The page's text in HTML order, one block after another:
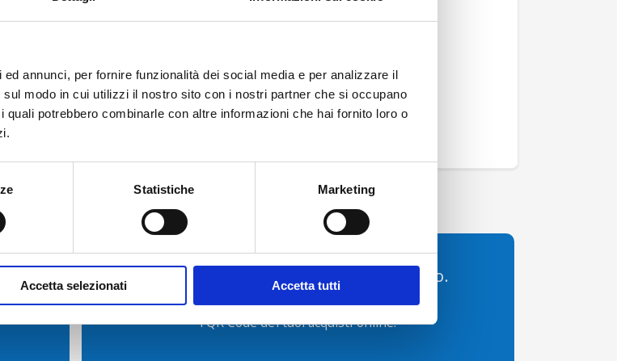
annunci, per fornire funzionalità dei social media e per analizzare il
modo in cui utilizzi il nostro sito con i nostri partner che si occupano
potrebbero combinarle con altre informazioni che hai fornito loro o
Statistiche Marketing
Accetta selezionati Accetta tutti
Scarica l’App dell’Aeroporto di Torino.
Registrati per utilizzare comodamente
i QR Code dei tuoi acquisti online.